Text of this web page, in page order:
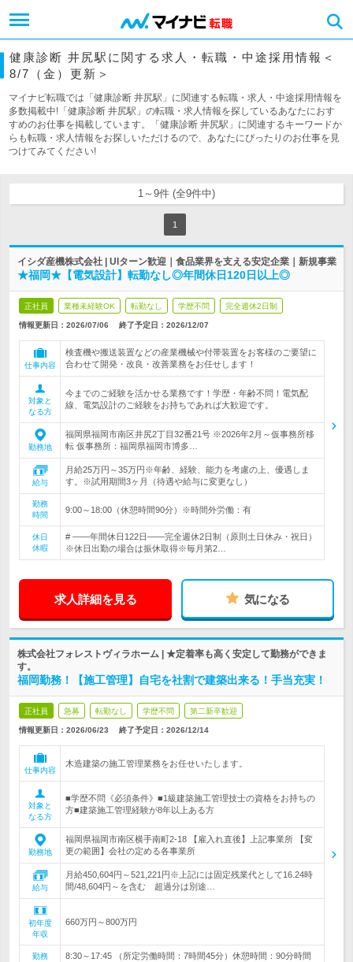
健康診断 井尻駅に関する求人・転職・中途採用情報＜
8/7（金）更新＞
マイナビ転職では「健康診断 井尻駅」に関連する転職・求人・中途採用情報を
多数掲載中!「健康診断 井尻駅」の転職・求人情報を探しているあなたにおす
すめのお仕事を掲載しています。「健康診断 井尻駅」に関連するキーワードか
らも転職・求人情報をお探しいただけるので、あなたにぴったりのお仕事を見
つけてみてください!
1～9件 (全9件中)
1
イシダ産機株式会社 | UIターン歓迎｜食品業界を支える安定企業｜新規事業
★福岡★【電気設計】転勤なし◎年間休日120日以上◎
正社員 業種未経験OK 転勤なし 学歴不問 完全週休2日制
情報更新日：2026/07/06 終了予定日： 2026/12/07
仕事内容
検査機や搬送装置などの産業機械や付帯装置をお客様のご要望に
合わせて開発・改良・改善業務をお任せします！
対象と
なる方
今までのご経験を活かせる業務です！学歴・年齢不問！電気配
線、電気設計のご経験をお持ちであれば大歓迎です。
勤務地
福岡県福岡市南区井尻2丁目32番21号 ※2026年2月～仮事務所移
転 仮事務所：福岡県福岡市博多…
給与
月給25万円～35万円※年齢、経験、能力を考慮の上、優遇しま
す。※試用期間3ヶ月（待遇や給与に変更なし）
勤務
時間
9:00～18:00（休憩時間90分）※時間外労働：有
休日
休暇
# ――年間休日122日――完全週休2日制（原則土日休み・祝日）
※休日出勤の場合は振休取得※毎月第2…
求人詳細を見る 気になる
株式会社フォレストヴィラホーム | ★定着率も高く安定して勤務ができま
す。
福岡勤務！【施工管理】自宅を社割で建築出来る！手当充実！
正社員 急募 転勤なし 学歴不問 第二新卒歓迎
情報更新日：2026/06/23 終了予定日： 2026/12/14
仕事内容
木造建築の施工管理業務をお任せいたします。
対象と
なる方
■学歴不問《必須条件》■1級建築施工管理技士の資格をお持ちの
方■建築施工管理経験が8年以上ある方
勤務地
福岡県福岡市南区横手南町2-18 【雇入れ直後】上記事業所 【変
更の範囲】会社の定める各事業所
給与
月給450,604円～521,221円※上記には固定残業代として16.24時
間/48,604円～を含む 超過分は別途…
初年度
年収
660万円～800万円
勤務
8:30～17:45 （所定労働時間：7時間45分）休憩時間：90分時間